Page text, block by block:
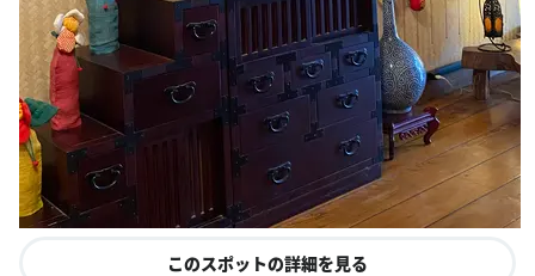
このスポットの詳細を見る